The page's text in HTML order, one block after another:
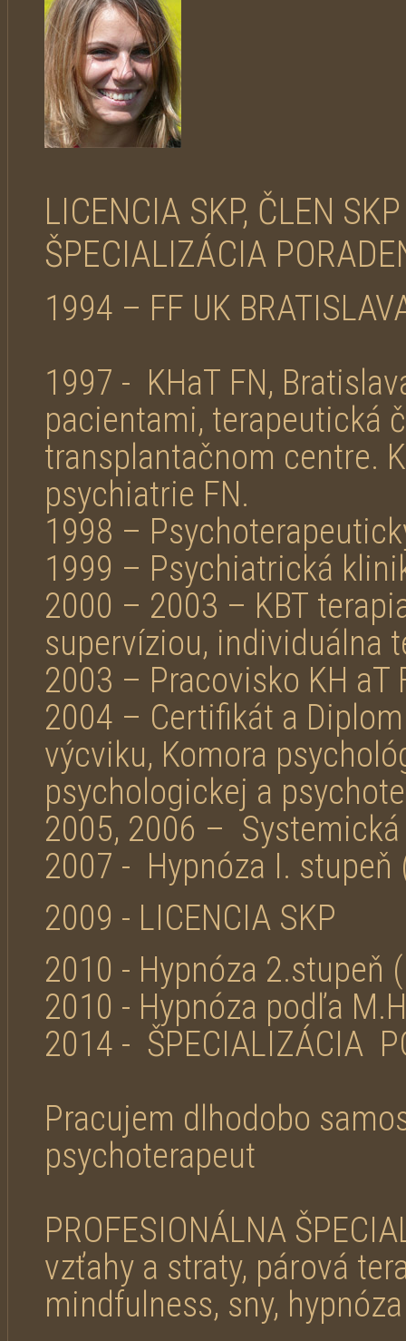
LICENCIA SKP, ČLEN SKP
ŠPECIALIZÁCIA
1994 – FF UK
1997 - KHaT FN,
pacientami, terapeutická
transplantačnom centre.
psychiatrie FN.
1998 –
1999 – Psychiatrická
2000 – 2003 – KBT
supervíziou, individuálna
2003 – Pracovisko KH aT
2004 – Certifikát a
výcviku, Komora
psychologickej a
2005, 2006 –
2007 - Hypnóza I.
2009 - LICENCIA SKP
2010 - Hypnóza 2.stupeň
2010 - Hypnóza podľa
2014 - ŠPECIALIZÁCIA
Pracujem dlhodobo
psychoterapeut
PROFESIONÁLNA
vzťahy a straty, párová
mindfulness, sny,